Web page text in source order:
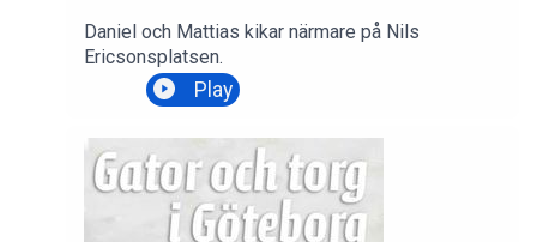
Daniel och Mattias kikar närmare på Nils
Ericsonsplatsen.
Play